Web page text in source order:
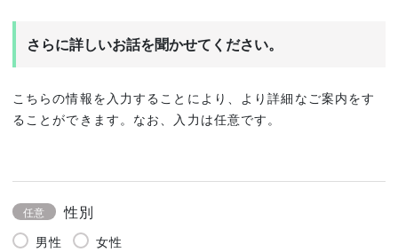
さらに詳しいお話を聞かせてください。
こちらの情報を入力することにより、より詳細なご案内をす
ることができます。なお、入力は任意です。
任意 性別
男性 女性